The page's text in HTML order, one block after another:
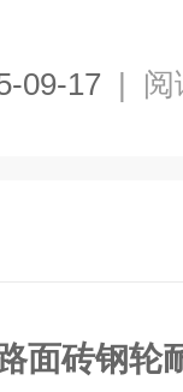
09-17 | 阅
面砖钢轮